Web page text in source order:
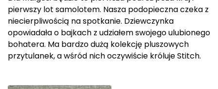
pierwszy lot samolotem. Nasza podopieczna czeka z
niecierpliwością na spotkanie. Dziewczynka
opowiadała o bajkach z udziałem swojego ulubionego
bohatera. Ma bardzo dużą kolekcję pluszowych
przytulanek, a wśród nich oczywiście króluje Stitch.